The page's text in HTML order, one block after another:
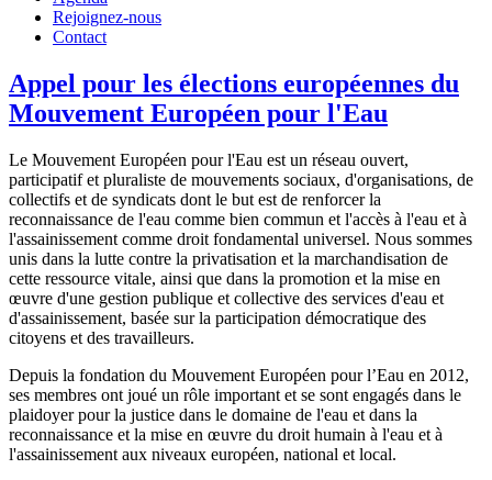
Rejoignez-nous
Contact
Appel pour les élections européennes du
Mouvement Européen pour l'Eau
Le Mouvement Européen pour l'Eau est un réseau ouvert,
participatif et pluraliste de mouvements sociaux, d'organisations, de
collectifs et de syndicats dont le but est de renforcer la
reconnaissance de l'eau comme bien commun et l'accès à l'eau et à
l'assainissement comme droit fondamental universel. Nous sommes
unis dans la lutte contre la privatisation et la marchandisation de
cette ressource vitale, ainsi que dans la promotion et la mise en
œuvre d'une gestion publique et collective des services d'eau et
d'assainissement, basée sur la participation démocratique des
citoyens et des travailleurs.
Depuis la fondation du Mouvement Européen pour l’Eau en 2012,
ses membres ont joué un rôle important et se sont engagés dans le
plaidoyer pour la justice dans le domaine de l'eau et dans la
reconnaissance et la mise en œuvre du droit humain à l'eau et à
l'assainissement aux niveaux européen, national et local.